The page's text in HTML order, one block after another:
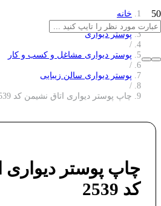
خانه
/
پوستر دیواری
/
پوستر دیواری مشاغل و کسب و کار
/
پوستر دیواری سالن زیبایی
/
چاپ پوستر دیواری اتاق نشیمن کد 2539
چاپ پوستر دیواری
کد 2539